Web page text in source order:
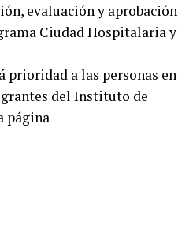
evaluación y aprobación
Ciudad Hospitalaria y
prioridad a las personas en
del Instituto de
página